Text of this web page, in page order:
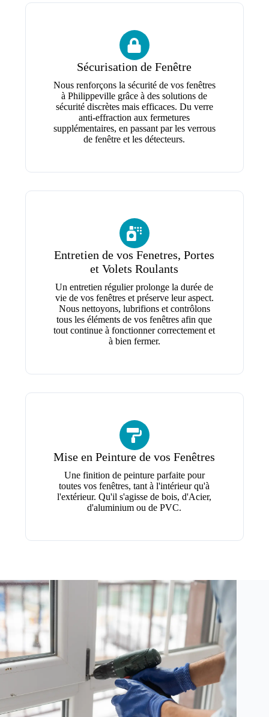
Sécurisation de Fenêtre
Nous renforçons la sécurité de vos fenêtres
à Philippeville grâce à des solutions de
sécurité discrètes mais efficaces. Du verre
anti-effraction aux fermetures
supplémentaires, en passant par les verrous
de fenêtre et les détecteurs.
Entretien de vos Fenetres, Portes
et Volets Roulants
Un entretien régulier prolonge la durée de
vie de vos fenêtres et préserve leur aspect.
Nous nettoyons, lubrifions et contrôlons
tous les éléments de vos fenêtres afin que
tout continue à fonctionner correctement et
à bien fermer.
Mise en Peinture de vos Fenêtres
Une finition de peinture parfaite pour
toutes vos fenêtres, tant à l'intérieur qu'à
l'extérieur. Qu'il s'agisse de bois, d'Acier,
d'aluminium ou de PVC.